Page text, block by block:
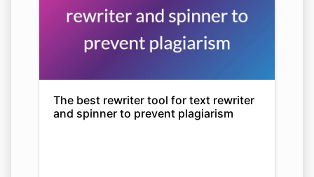
The best rewriter tool for text rewriter
and spinner to prevent plagiarism